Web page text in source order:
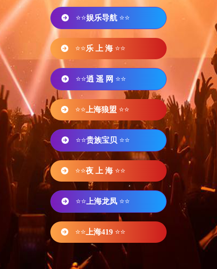
⭐⭐娱乐导航 ⭐⭐
⭐⭐乐 上 海 ⭐⭐
⭐⭐逍 遥 网 ⭐⭐
⭐⭐ 上海狼盟 ⭐⭐
⭐⭐贵族宝贝 ⭐⭐
⭐⭐夜 上 海 ⭐⭐
⭐⭐ 上海龙凤 ⭐⭐
⭐⭐ 上海419 ⭐⭐